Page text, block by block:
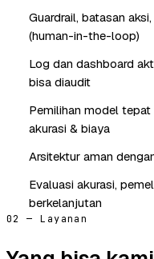
Guardrail, batasan
(human-in-the-loop)
Log dan dashboard
bisa diaudit
Pemilihan model tepat
akurasi & biaya
Arsitektur aman
Evaluasi akurasi,
berkelanjutan
02 — Layanan